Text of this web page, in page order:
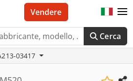
Cerca
Vendere
03417